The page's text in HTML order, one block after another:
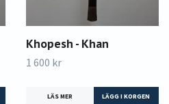
Khopesh - Khan
1 600 kr
LÄS MER